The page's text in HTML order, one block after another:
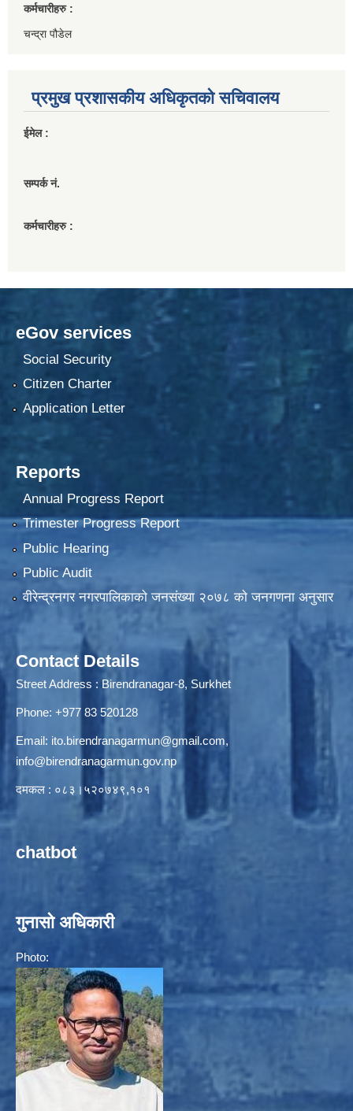
कर्मचारीहरु :
चन्द्रा पौडेल
प्रमुख प्रशासकीय अधिकृतको सचिवालय
ईमेल :
सम्पर्क नं.
कर्मचारीहरु :
eGov services
Social Security
Citizen Charter
Application Letter
Reports
Annual Progress Report
Trimester Progress Report
Public Hearing
Public Audit
वीरेन्द्रनगर नगरपालिकाकाे जनसंख्या २०७८ काे जनगणना अनुसार
Contact Details
Street Address : Birendranagar-8, Surkhet
Phone: +977 83 520128
Email: ito.birendranagarmun@gmail.com,
info@birendranagarmun.gov.np
दमकल : ०८३।५२०७४९,१०१
chatbot
गुनासो अधिकारी
Photo: